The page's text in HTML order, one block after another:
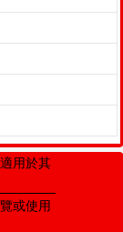
用於其
或使用